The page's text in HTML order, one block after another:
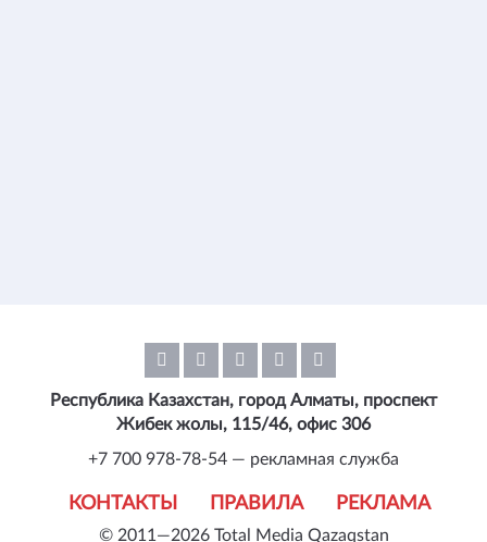
© 2011—2026 Total Media Qazaqstan
КОНТАКТЫ ПРАВИЛА РЕКЛАМА
Республика Казахстан, город Алматы, проспект
Жибек жолы, 115/46, офис 306
+7 700 978-78-54 — рекламная служба